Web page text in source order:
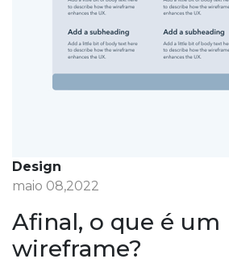
Design
maio 08,2022
Afinal, o que é um
wireframe?